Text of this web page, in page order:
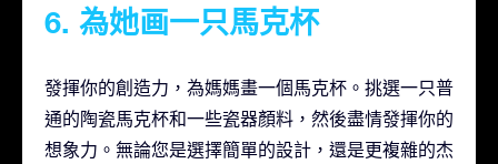
6. 為她画一只馬克杯
發揮你的創造力，為媽媽畫一個馬克杯。挑選一只普
通的陶瓷馬克杯和一些瓷器顏料，然後盡情發揮你的
想象力。無論您是選擇簡單的設計，還是更複雜的杰